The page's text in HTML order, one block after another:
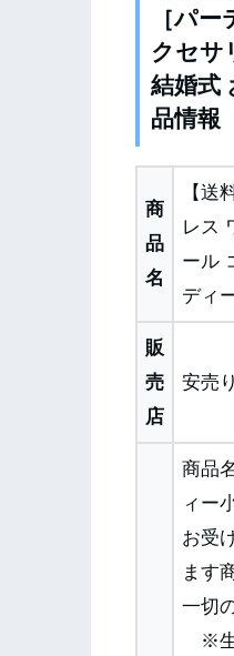
［パ
クセサ
結婚式
品情報
商
品
名
【送
レス
ール
ディ
販
売
店
安売
商品
ィー
お受
ます
一切
※生